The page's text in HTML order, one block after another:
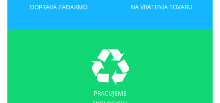
DOPRAVA ZADARMO
NA VRÁTENIA TOVARU
PRACUJEME